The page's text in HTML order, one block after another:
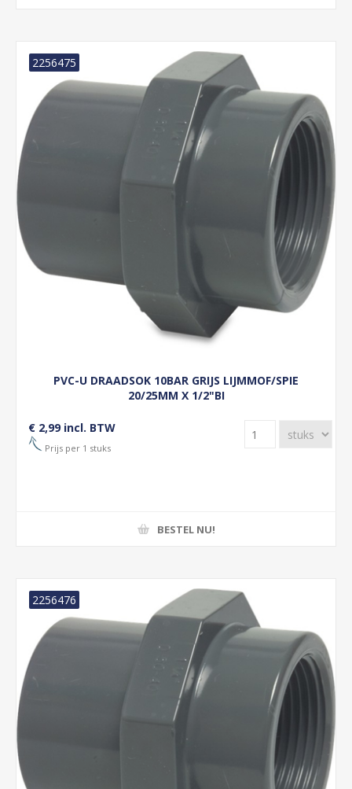
PVC-U DRAADSOK 10BAR GRIJS LIJMMOF/SPIE
20/25MM X 1/2"BI
2256475
€ 2,99 incl. BTW
Prijs per 1 stuks
BESTEL NU!
2256476